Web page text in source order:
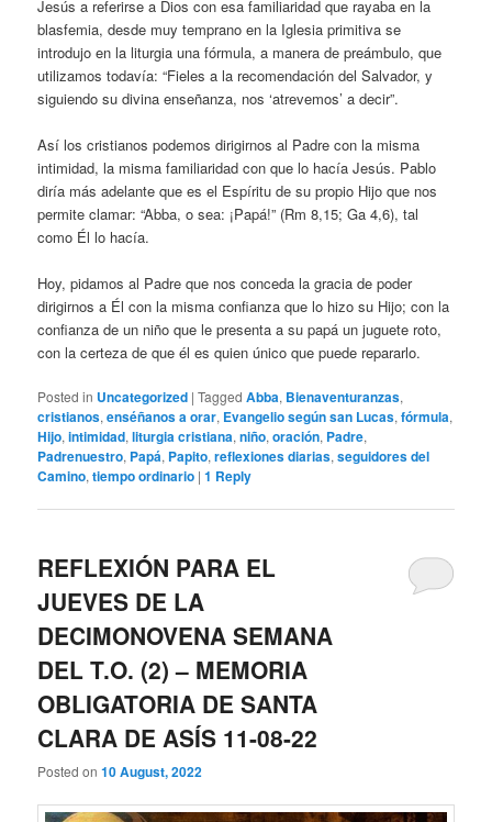
Jesús a referirse a Dios con esa familiaridad que rayaba en la
blasfemia, desde muy temprano en la Iglesia primitiva se
introdujo en la liturgia una fórmula, a manera de preámbulo, que
utilizamos todavía: “Fieles a la recomendación del Salvador, y
siguiendo su divina enseñanza, nos ‘atrevemos’ a decir”.
Así los cristianos podemos dirigirnos al Padre con la misma
intimidad, la misma familiaridad con que lo hacía Jesús. Pablo
diría más adelante que es el Espíritu de su propio Hijo que nos
permite clamar: “Abba, o sea: ¡Papá!” (Rm 8,15; Ga 4,6), tal
como Él lo hacía.
Hoy, pidamos al Padre que nos conceda la gracia de poder
dirigirnos a Él con la misma confianza que lo hizo su Hijo; con la
confianza de un niño que le presenta a su papá un juguete roto,
con la certeza de que él es quien único que puede repararlo.
Posted in Uncategorized |Tagged Abba, Bienaventuranzas,
cristianos,enséñanos a orar, Evangelio según san Lucas,fórmula,
Hijo,intimidad,liturgia cristiana,niño,oración, Padre,
Padrenuestro, Papá, Papito,reflexiones diarias,seguidores del
Camino,tiempo ordinario |1 Reply
REFLEXIÓN PARA EL
JUEVES DE LA
DECIMONOVENA SEMANA
DEL T.O. (2) – MEMORIA
OBLIGATORIA DE SANTA
CLARA DE ASÍS 11-08-22
Posted on10 August, 2022